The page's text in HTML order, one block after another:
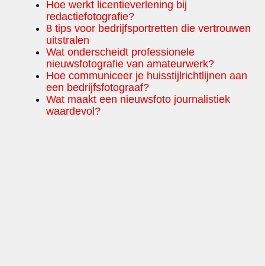
Hoe werkt licentieverlening bij
redactiefotografie?
8 tips voor bedrijfsportretten die vertrouwen
uitstralen
Wat onderscheidt professionele
nieuwsfotografie van amateurwerk?
Hoe communiceer je huisstijlrichtlijnen aan
een bedrijfsfotograaf?
Wat maakt een nieuwsfoto journalistiek
waardevol?